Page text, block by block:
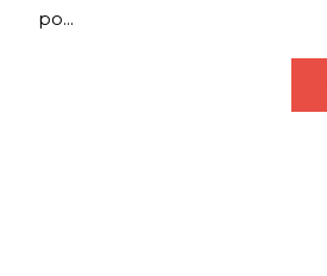
po...